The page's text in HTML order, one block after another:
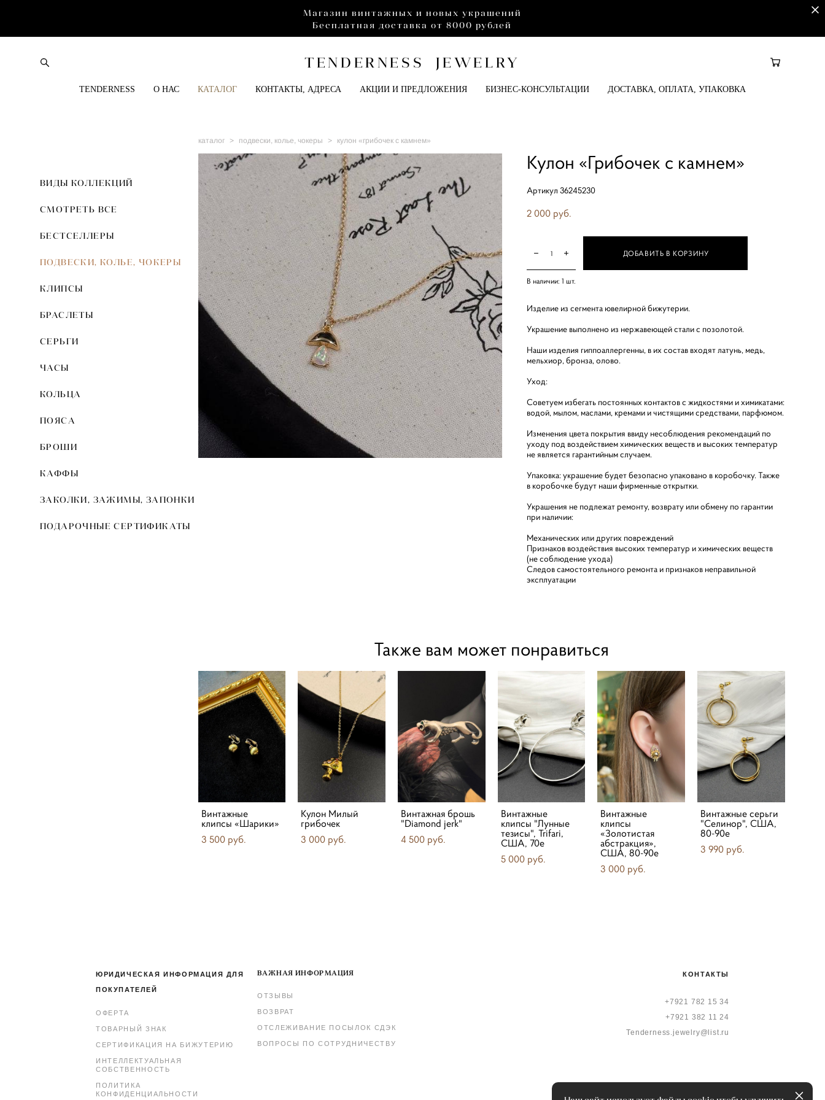
Магазин винтажных и новых украшений
Бесплатная доставка от 8000 рублей
TENDERNESS JEWELRY
TENDERNESS О НАС КАТАЛОГ КОНТАКТЫ, АДРЕСА АКЦИИ И ПРЕДЛОЖЕНИЯ БИЗНЕС-КОНСУЛЬТАЦИИ ДОСТАВКА, ОПЛАТА, УПАКОВКА
ВИДЫ КОЛЛЕКЦИЙ
СМОТРЕТЬ ВСЕ
БЕСТСЕЛЛЕРЫ
ПОДВЕСКИ, КОЛЬЕ, ЧОКЕРЫ
КЛИПСЫ
БРАСЛЕТЫ
СЕРЬГИ
ЧАСЫ
КОЛЬЦА
ПОЯСА
БРОШИ
КАФФЫ
ЗАКОЛКИ, ЗАЖИМЫ, ЗАПОНКИ
ПОДАРОЧНЫЕ СЕРТИФИКАТЫ
каталог > подвески, колье, чокеры > кулон «грибочек с камнем»
Кулон «Грибочек с камнем»
Артикул 36245230
2 000 pуб.
В наличии:1 шт.
ДОБАВИТЬ В КОРЗИНУ
Изделие из сегмента ювелирной бижутерии.
Украшение выполнено из нержавеющей стали с позолотой.
Наши изделия гиппоаллергенны, в их состав входят латунь, медь,
мельхиор, бронза, олово.
Уход:
Советуем избегать постоянных контактов с жидкостями и химикатами:
водой, мылом, маслами, кремами и чистящими средствами, парфюмом.
Изменения цвета покрытия ввиду несоблюдения рекомендаций по
уходу под воздействием химических веществ и высоких температур
не является гарантийным случаем.
Упаковка: украшение будет безопасно упаковано в коробочку. Также
в коробочке будут наши фирменные открытки.
Украшения не подлежат ремонту, возврату или обмену по гарантии
при наличии:
Механических или других повреждений
Признаков воздействия высоких температур и химических веществ
(не соблюдение ухода)
Следов самостоятельного ремонта и признаков неправильной
эксплуатации
Также вам может понравиться
Винтажные
клипсы «Шарики»
3 500 pуб.
Кулон Милый
грибочек
3 000 pуб.
Винтажная брошь
"Diamond jerk"
4 500 pуб.
Винтажные
клипсы "Лунные
тезисы", Trifari,
США, 70е
5 000 pуб.
Винтажные
клипсы
«Золотистая
абстракция»,
США, 80-90е
3 000 pуб.
Винтажные серьги
"Селинор", США,
80-90е
3 990 pуб.
ЮРИДИЧЕСКАЯ ИНФОРМАЦИЯ ДЛЯ
ПОКУПАТЕЛЕЙ
ОФЕРТА
ТОВАРНЫЙ ЗНАК
СЕРТИФИКАЦИЯ НА БИЖУТЕРИЮ
ИНТЕЛЛЕКТУАЛЬНАЯ
СОБСТВЕННОСТЬ
ПОЛИТИКА
КОНФИДЕНЦИАЛЬНОСТИ
ВАЖНАЯ ИНФОРМАЦИЯ
ОТЗЫВЫ
ВОЗВРАТ
ОТСЛЕЖИВАНИЕ ПОСЫЛОК СДЭК
ВОПРОСЫ ПО СОТРУДНИЧЕСТВУ
КОНТАКТЫ
+7921 782 15 34
+7921 382 11 24
Tenderness.jewelry@list.ru